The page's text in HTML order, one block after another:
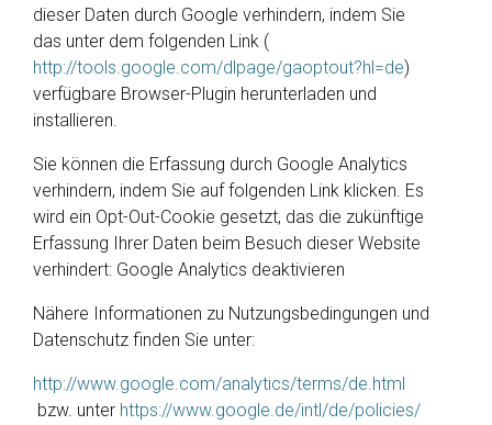
dieser Daten durch Google verhindern, indem Sie
das unter dem folgenden Link (
http://tools.google.com/dlpage/gaoptout?hl=de)
verfügbare Browser-Plugin herunterladen und
installieren.
Sie können die Erfassung durch Google Analytics
verhindern, indem Sie auf folgenden Link klicken. Es
wird ein Opt-Out-Cookie gesetzt, das die zukünftige
Erfassung Ihrer Daten beim Besuch dieser Website
verhindert: Google Analytics deaktivieren
Nähere Informationen zu Nutzungsbedingungen und
Datenschutz finden Sie unter:
http://www.google.com/analytics/terms/de.html
bzw. unter https://www.google.de/intl/de/policies/